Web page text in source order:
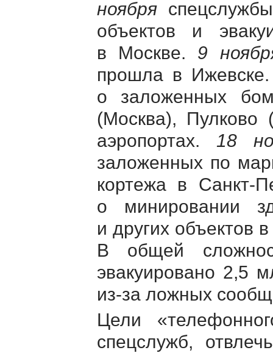
ноября
объектов и
в Москве. 9
прошла в
о заложенных
(Москва), Пулково
аэропортах. 18
заложенных по
кортежа в Санкт-
о минировании
и других объектов
В общей
эвакуировано 2,5
из-заложных
Цели
спецслужб,